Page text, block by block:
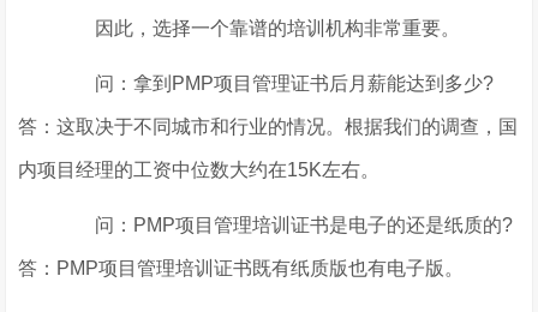
因此，选择一个靠谱的培训机构非常重要。
问：拿到PMP项目管理证书后月薪能达到多少?
答：这取决于不同城市和行业的情况。根据我们的调查，国
内项目经理的工资中位数大约在15K左右。
问：PMP项目管理培训证书是电子的还是纸质的?
答：PMP项目管理培训证书既有纸质版也有电子版。